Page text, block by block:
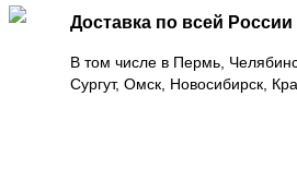
Доставка по всей России
В том числе в Пермь,
Сургут, Омск, Новосибирск,